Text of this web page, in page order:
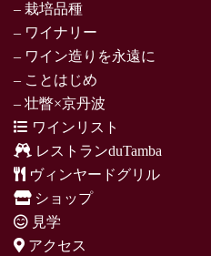
– 栽培品種
– ワイナリー
– ワイン造りを永遠に
– ことはじめ
– 壮瞥×京丹波
ワインリスト
レストランduTamba
ヴィンヤードグリル
ショップ
見学
アクセス